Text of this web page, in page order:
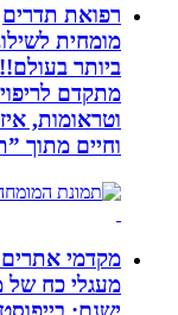
רפואת תדרים
מומחית לשילוב
מתקדם לריפוי
וטראומות, איזון
וחיים מתוך ”תדר
מקדמי אתרים
מעגלי כח של